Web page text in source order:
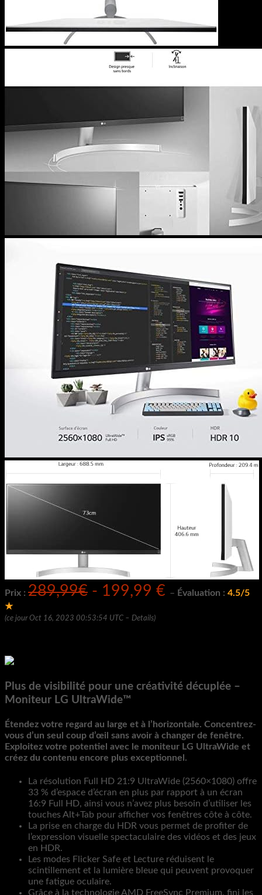
Prix : 289,99€ - 199,99 € – Évaluation : 4.5/5
★
(ce jour Oct 16, 2023 00:53:54 UTC – Details)
Plus de visibilité pour une créativité décuplée –
Moniteur LG UltraWide™
Étendez votre regard au large et à l’horizontale. Concentrez-
vous d’un seul coup d’œil sans avoir à changer de fenêtre.
Exploitez votre potentiel avec le moniteur LG UltraWide et
créez du contenu encore plus exceptionnel.
La résolution Full HD 21:9 UltraWide (2560×1080) offre
33 % d’espace d’écran en plus par rapport à un écran
16:9 Full HD, ainsi vous n’avez plus besoin d’utiliser les
touches Alt+Tab pour afficher vos fenêtres côte à côte.
La prise en charge du HDR vous permet de profiter de
l’expression visuelle spectaculaire des vidéos et des jeux
en HDR.
Les modes Flicker Safe et Lecture réduisent le
scintillement et la lumière bleue qui peuvent provoquer
une fatigue oculaire.
Grâce à la technologie AMD FreeSync Premium, fini les